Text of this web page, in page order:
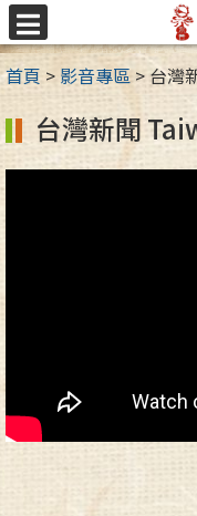
跳
至
主
要
內
容
區
首頁 > 影音專區> 台灣
台灣新聞
選
單